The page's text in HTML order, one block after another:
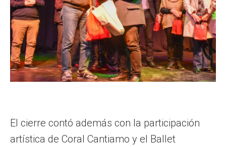
El cierre contó además con la participación
artística de Coral Cantiamo y el Ballet